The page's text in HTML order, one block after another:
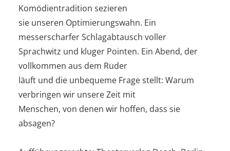
Komödientradition sezieren
sie unseren Optimierungswahn. Ein
messerscharfer Schlagabtausch voller
Sprachwitz und kluger Pointen. Ein Abend, der
vollkommen aus dem Ruder
läuft und die unbequeme Frage stellt: Warum
verbringen wir unsere Zeit mit
Menschen, von denen wir hoffen, dass sie
absagen?